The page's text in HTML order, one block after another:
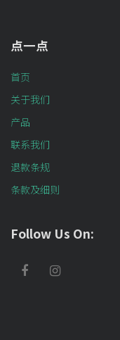
点一点
首页
关于我们
产品
联系我们
退款条规
条款及细则
Follow Us On: